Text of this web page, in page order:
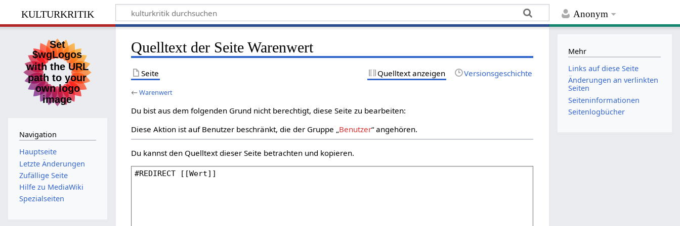
Anonym
kulturkritik
Quelltext der Seite Warenwert
Seite Quelltext anzeigen Versionsgeschichte
←Warenwert
Du bist aus dem folgenden Grund nicht berechtigt, diese Seite zu bearbeiten:
Diese Aktion ist auf Benutzer beschränkt, die der Gruppe „Benutzer“ angehören.
Du kannst den Quelltext dieser Seite betrachten und kopieren.
Navigation
Hauptseite
Letzte Änderungen
Zufällige Seite
Hilfe zu MediaWiki
Spezialseiten
Mehr
Links auf diese Seite
Änderungen an verlinkten
Seiten
Seiten­­informationen
Seitenlogbücher